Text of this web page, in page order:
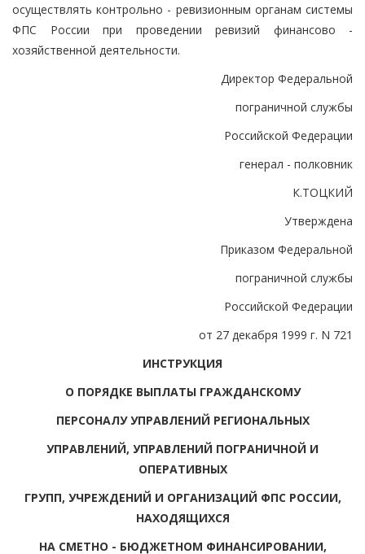
осуществлять контрольно - ревизионным органам системы
ФПС России при проведении ревизий финансово -
хозяйственной деятельности.
Директор Федеральной
пограничной службы
Российской Федерации
генерал - полковник
К.ТОЦКИЙ
Утверждена
Приказом Федеральной
пограничной службы
Российской Федерации
от 27 декабря 1999 г. N 721
ИНСТРУКЦИЯ
О ПОРЯДКЕ ВЫПЛАТЫ ГРАЖДАНСКОМУ
ПЕРСОНАЛУ УПРАВЛЕНИЙ РЕГИОНАЛЬНЫХ
УПРАВЛЕНИЙ, УПРАВЛЕНИЙ ПОГРАНИЧНОЙ И
ОПЕРАТИВНЫХ
ГРУПП, УЧРЕЖДЕНИЙ И ОРГАНИЗАЦИЙ ФПС РОССИИ,
НАХОДЯЩИХСЯ
НА СМЕТНО - БЮДЖЕТНОМ ФИНАНСИРОВАНИИ,